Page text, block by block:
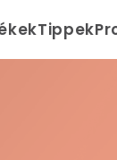
Tippek